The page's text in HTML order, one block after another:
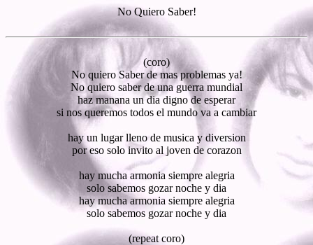
No Quiero Saber!
(coro)
No quiero Saber de mas problemas ya!
No quiero saber de una guerra mundial
haz manana un dia digno de esperar
si nos queremos todos el mundo va a cambiar
hay un lugar lleno de musica y diversion
por eso solo invito al joven de corazon
hay mucha armonia siempre alegria
solo sabemos gozar noche y dia
hay mucha armonia siempre alegria
solo sabemos gozar noche y dia
(repeat coro)